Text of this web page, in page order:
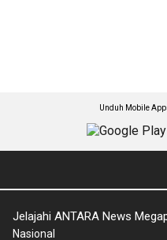
Unduh Mobile
Jelajahi ANTARA News
Nasional